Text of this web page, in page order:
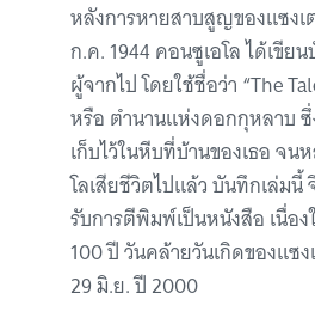
หลังการหายสาบสูญของแซงเ
ก.ค. 1944 คอนซูเอโล ได้เขีย
ผู้จากไป โดยใช้ชื่อว่า “The
หรือ ตำนานแห่งดอกกุหลาบ
เก็บไว้ในหีบที่บ้านของเธอ จน
โลเสียชีวิตไปแล้ว บันทึกเล่ม
รับการตีพิมพ์เป็นหนังสือ เนื่อง
100 ปี วันคล้ายวันเกิดของแซ
29 มิ.ย. ปี 2000